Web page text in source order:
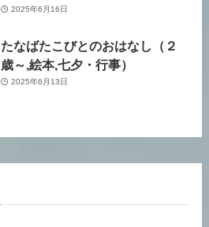
2025年6月16日
たなばたこびとのおはなし（２
歳～,絵本,七夕・行事）
2025年6月13日